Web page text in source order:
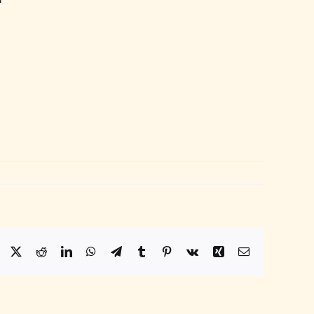
X RedditLinkedInWhatsApp
TelegramTumblr Pinterest
Vk Xing Email